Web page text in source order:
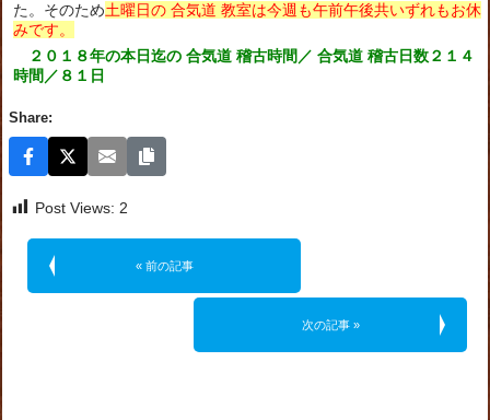
た。そのため土曜日の 合気道 教室は今週も午前午後共いずれもお休
みです。
２０１８年の本日迄の 合気道 稽古時間／ 合気道 稽古日数２１４
時間／８１日
Share:
Post Views: 2
« 前の記事
次の記事 »